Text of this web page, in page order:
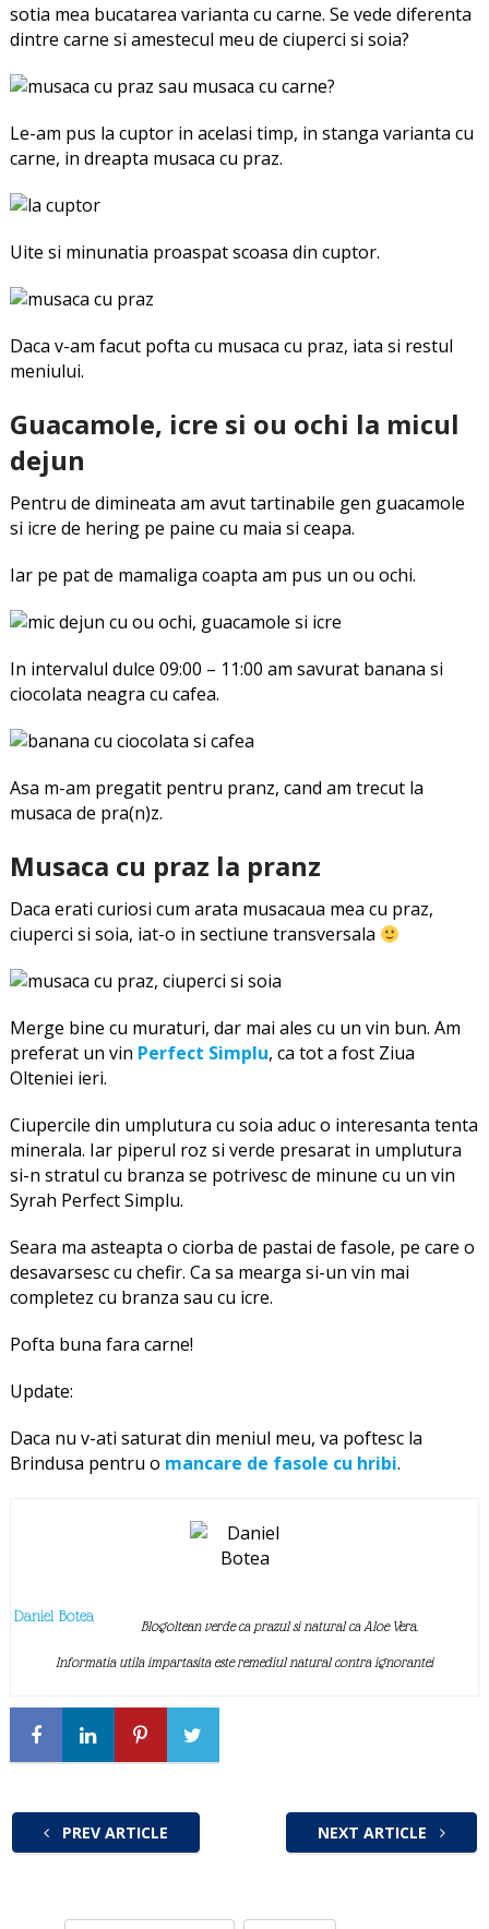
sotia mea bucatarea varianta cu carne. Se vede diferenta
dintre carne si amestecul meu de ciuperci si soia?
Le-am pus la cuptor in acelasi timp, in stanga varianta cu
carne, in dreapta musaca cu praz.
Uite si minunatia proaspat scoasa din cuptor.
Daca v-am facut pofta cu musaca cu praz, iata si restul
meniului.
Guacamole, icre si ou ochi la micul
dejun
Pentru de dimineata am avut tartinabile gen guacamole
si icre de hering pe paine cu maia si ceapa.
Iar pe pat de mamaliga coapta am pus un ou ochi.
In intervalul dulce 09:00 – 11:00 am savurat banana si
ciocolata neagra cu cafea.
Asa m-am pregatit pentru pranz, cand am trecut la
musaca de pra(n)z.
Musaca cu praz la pranz
Daca erati curiosi cum arata musacaua mea cu praz,
ciuperci si soia, iat-o in sectiune transversala
Merge bine cu muraturi, dar mai ales cu un vin bun. Am
preferat un vin Perfect Simplu, ca tot a fost Ziua
Olteniei ieri.
Ciupercile din umplutura cu soia aduc o interesanta tenta
minerala. Iar piperul roz si verde presarat in umplutura
si-n stratul cu branza se potrivesc de minune cu un vin
Syrah Perfect Simplu.
Seara ma asteapta o ciorba de pastai de fasole, pe care o
desavarsesc cu chefir. Ca sa mearga si-un vin mai
completez cu branza sau cu icre.
Pofta buna fara carne!
Update:
Daca nu v-ati saturat din meniul meu, va poftesc la
Brindusa pentru o mancare de fasole cu hribi.
Daniel Botea
Blogoltean verde ca prazul si natural ca Aloe Vera.
Informatia utila impartasita este remediul natural contra ignorantei
PREV ARTICLE NEXT ARTICLE